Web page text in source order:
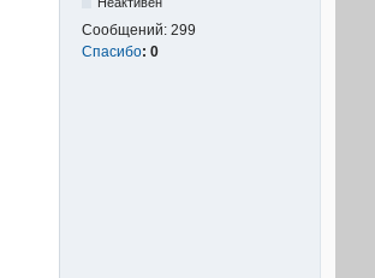
Сообщений: 299
Спасибо: 0